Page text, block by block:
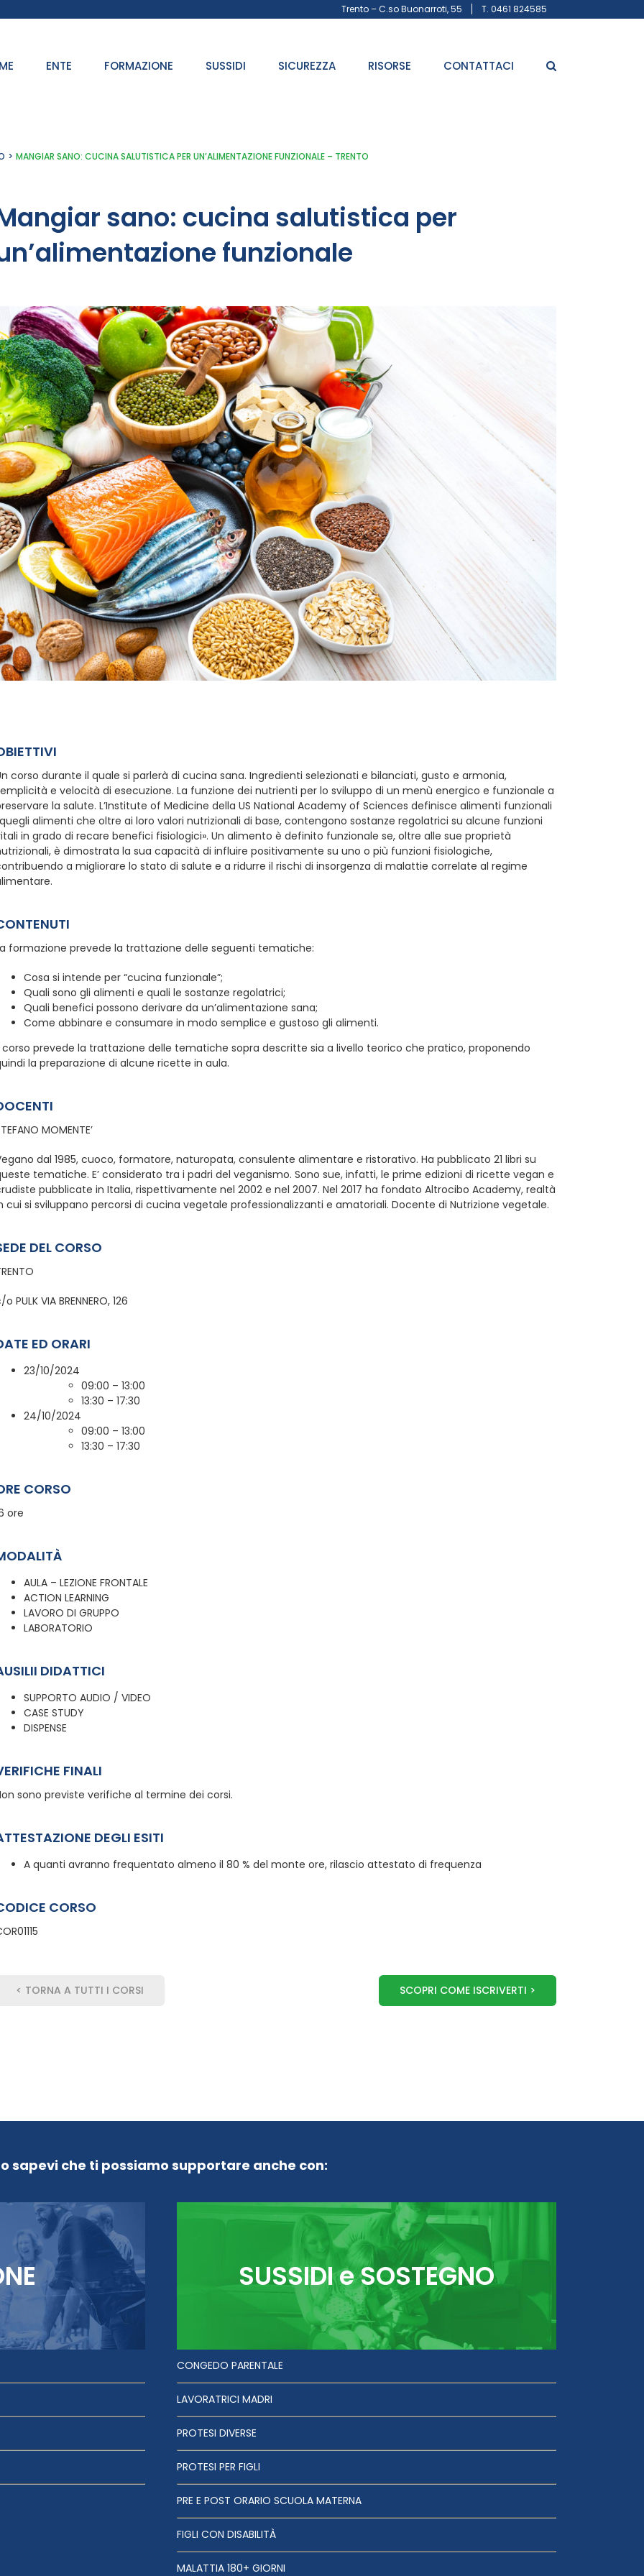
Trento – C.so Buonarroti, 55 T. 0461 824585
ENTE FORMAZIONE SUSSIDI SICUREZZA RISORSE CONTATTACI
MANGIAR SANO: CUCINA SALUTISTICA PER UN’ALIMENTAZIONE FUNZIONALE – TRENTO
sano: cucina salutistica per
funzionale
corso durante il quale si parlerà di cucina sana. Ingredienti selezionati e bilanciati, gusto e armonia,
e velocità di esecuzione. La funzione dei nutrienti per lo sviluppo di un menù energico e funzionale a
la salute. L’Institute of Medicine della US National Academy of Sciences definisce alimenti funzionali
alimenti che oltre ai loro valori nutrizionali di base, contengono sostanze regolatrici su alcune funzioni
in grado di recare benefici fisiologici». Un alimento è definito funzionale se, oltre alle sue proprietà
è dimostrata la sua capacità di influire positivamente su uno o più funzioni fisiologiche,
a migliorare lo stato di salute e a ridurre il rischi di insorgenza di malattie correlate al regime
formazione prevede la trattazione delle seguenti tematiche:
Cosa si intende per “cucina funzionale”;
Quali sono gli alimenti e quali le sostanze regolatrici;
Quali benefici possono derivare da un’alimentazione sana;
Come abbinare e consumare in modo semplice e gustoso gli alimenti.
corso prevede la trattazione delle tematiche sopra descritte sia a livello teorico che pratico, proponendo
la preparazione di alcune ricette in aula.
MOMENTE’
dal 1985, cuoco, formatore, naturopata, consulente alimentare e ristorativo. Ha pubblicato 21 libri su
tematiche. E’ considerato tra i padri del veganismo. Sono sue, infatti, le prime edizioni di ricette vegan e
pubblicate in Italia, rispettivamente nel 2002 e nel 2007. Nel 2017 ha fondato Altrocibo Academy, realtà
cui si sviluppano percorsi di cucina vegetale professionalizzanti e amatoriali. Docente di Nutrizione vegetale.
DEL CORSO
PULK VIA BRENNERO, 126
ED ORARI
23/10/2024
09:00 – 13:00
13:30 – 17:30
24/10/2024
09:00 – 13:00
13:30 – 17:30
CORSO
ore
AULA – LEZIONE FRONTALE
ACTION LEARNING
LAVORO DI GRUPPO
LABORATORIO
DIDATTICI
SUPPORTO AUDIO / VIDEO
CASE STUDY
DISPENSE
FINALI
sono previste verifiche al termine dei corsi.
DEGLI ESITI
A quanti avranno frequentato almeno il 80 % del monte ore, rilascio attestato di frequenza
CORSO
< TORNA A TUTTI I CORSI SCOPRI COME ISCRIVERTI >
sapevi che ti possiamo supportare anche con:
SUSSIDI e SOSTEGNO
CONGEDO PARENTALE
LAVORATRICI MADRI
PROTESI DIVERSE
PROTESI PER FIGLI
PRE E POST ORARIO SCUOLA MATERNA
FIGLI CON DISABILITÀ
MALATTIA 180+ GIORNI